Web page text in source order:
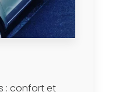
: confort et